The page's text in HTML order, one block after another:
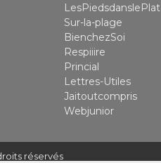
LesPiedsdanslePlat
Sur-la-plage
BienchezSoi
Respiiire
Princial
Lettres-Utiles
Jaitoutcompris
Webjunior
réservés